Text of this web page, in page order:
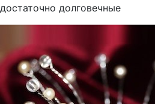
достаточно долговечные